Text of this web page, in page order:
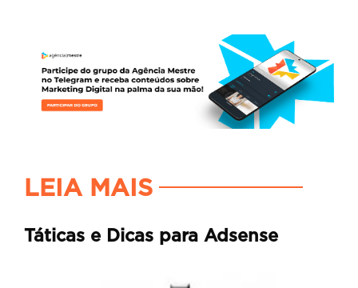
LEIA MAIS
Táticas e Dicas para Adsense